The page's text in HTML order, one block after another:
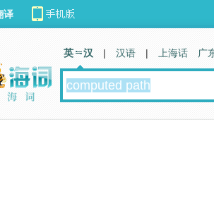
译
英 汉 | 汉语 | 上海话 广